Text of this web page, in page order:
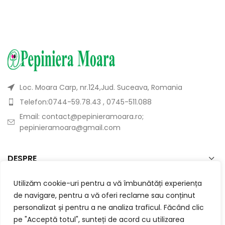
Utilizăm cookie-uri pentru a vă îmbunătăți experiența
de navigare, pentru a vă oferi reclame sau conținut
personalizat și pentru a ne analiza traficul. Făcând clic
pe "Acceptă totul", sunteți de acord cu utilizarea
Loc. Moara Carp, nr.124,Jud. Suceava, Romania
Telefon:0744-59.78.43 , 0745-511.088
Email: contact@pepinieramoara.ro;
pepinieramoara@gmail.com
DESPRE
CATEGORII
UTILE